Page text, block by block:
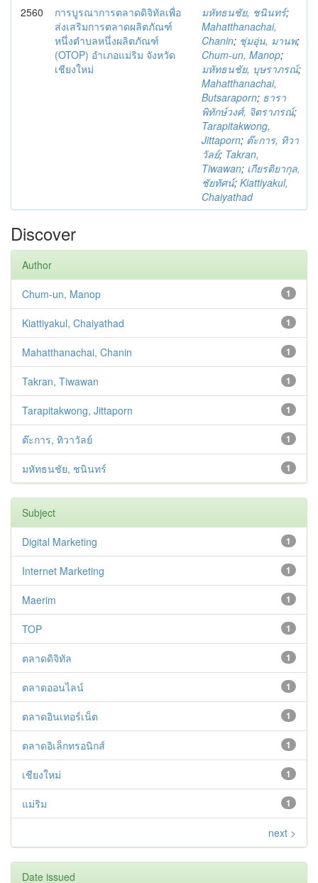
2560
การบูรณาการตลาดดิจิทัลเพื่อ
ส่งเสริมการตลาดผลิตภัณฑ์
หนึ่งตำบลหนึ่งผลิตภัณฑ์
(OTOP) อำเภอแม่ริม จังหวัด
เชียงใหม่
มหัทธนชัย, ชนินทร์;
Mahatthanachai,
Chanin; ชุ่มอุ่น, มานพ;
Chum-un, Manop;
มหัทธนชัย, บุษราภรณ์;
Mahatthanachai,
Butsaraporn; ธารา
พิทักษ์วงศ์, จิตราภรณ์;
Tarapitakwong,
Jittaporn; ต๊ะการ, ทิวา
วัลย์; Takran,
Tiwawan; เกียรติยากุล,
ชัยทัศน์; Kiattiyakul,
Chaiyathad
Discover
Author
1
Chum-un, Manop
1
Kiattiyakul, Chaiyathad
1
Mahatthanachai, Chanin
1
Takran, Tiwawan
1
Tarapitakwong, Jittaporn
1
ต๊ะการ, ทิวาวัลย์
1
มหัทธนชัย, ชนินทร์
Subject
1
Digital Marketing
1
Internet Marketing
1
Maerim
1
TOP
1
ตลาดดิจิทัล
1
ตลาดออนไลน์
1
ตลาดอินเทอร์เน็ต
1
ตลาดอิเล็กทรอนิกส์
1
เชียงใหม่
1
แม่ริม
next >
Date issued